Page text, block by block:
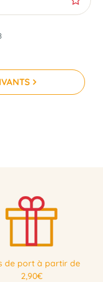
de port à partir de
2,90€